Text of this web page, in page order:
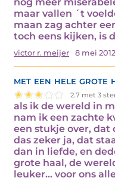
maar vallen ´t
maan zag achter
toch eens kijken, is
victor r. meijer 8 mei 2012
met een hele grote
2.7 met 3
als ik de wereld in
nam ik een zachte
een stukje over, dat
das zeker ja, dat
dan in liefde, en
grote haal, de
leuker... voor ons